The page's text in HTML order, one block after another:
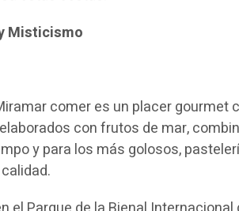
Misticismo
comer es un placer gourmet
con frutos de mar,
y para los más golosos,